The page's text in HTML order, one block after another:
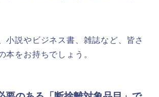
小説やビジネス書、雑誌など、皆さ
本をお持ちでしょう。